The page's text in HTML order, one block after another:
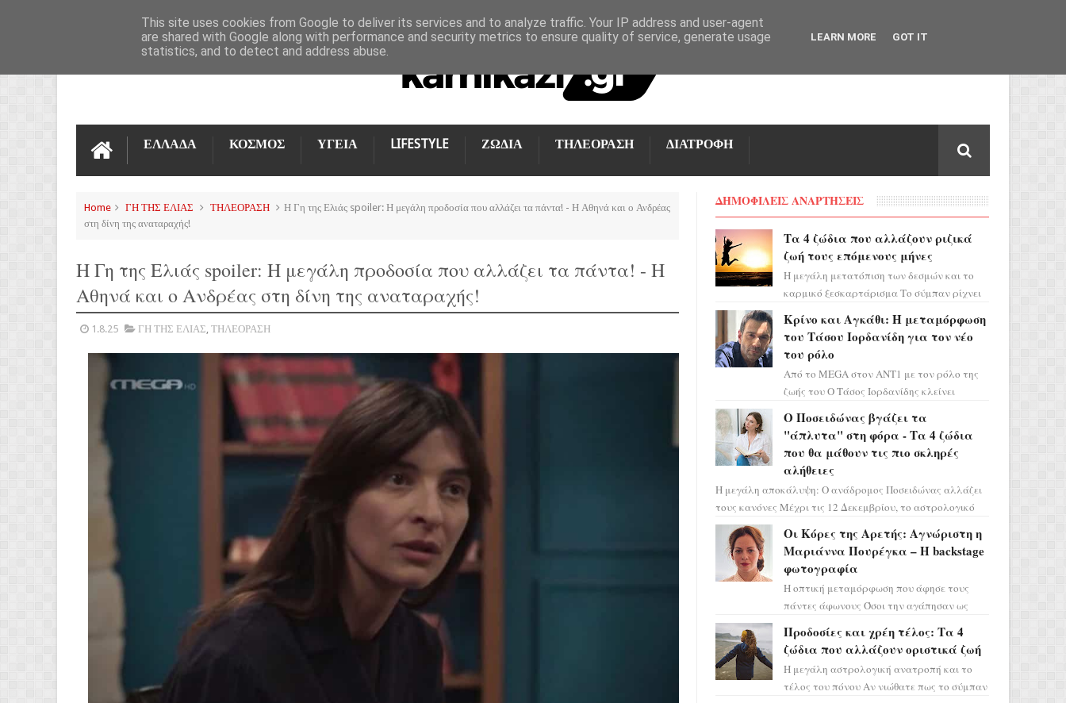
ΕΠΙΚΟΙΝΩΝΊΑ
ΕΛΛΑΔΑ ΚΟΣΜΟΣ ΥΓΕΙΑ LIFESTYLE ΖΩΔΙΑ ΤΗΛΕΟΡΑΣΗ ΔΙΑΤΡΟΦΗ
Home ΓΗ ΤΗΣ ΕΛΙΑΣ ΤΗΛΕΟΡΑΣΗ
Η Γη της Ελιάς spoiler: Η μεγάλη προδοσία που αλλάζει τα πάντα! - Η Αθηνά και ο Ανδρέας
στη δίνη της αναταραχής!
Η Γη της Ελιάς spoiler: Η μεγάλη προδοσία που αλλάζει τα πάντα! - Η
Αθηνά και ο Ανδρέας στη δίνη της αναταραχής!
1.8.25 ΓΗ ΤΗΣ ΕΛΙΑΣ, ΤΗΛΕΟΡΑΣΗ
ΔΗΜΟΦΙΛΕΙΣ ΑΝΑΡΤΗΣΕΙΣ
Τα 4 ζώδια που αλλάζουν ριζικά
ζωή τους επόμενους μήνες
Η μεγάλη μετατόπιση των δεσμών και το
καρμικό ξεσκαρτάρισμα Το σύμπαν ρίχνει
προειδοποιεί: οι σελην...
Κρίνο και Αγκάθι: Η μεταμόρφωση
του Τάσου Ιορδανίδη για τον νέο
του ρόλο
Από το MEGA στον ΑΝΤ1 με τον ρόλο της
ζωής του Ο Τάσος Ιορδανίδης κλείνει
επιτυχίας «Μια Νύχτα Μόνο» ...
Ο Ποσειδώνας βγάζει τα
"άπλυτα" στη φόρα - Τα 4 ζώδια
που θα μάθουν τις πιο σκληρές
αλήθειες
Η μεγάλη αποκάλυψη: Ο ανάδρομος Ποσειδώνας αλλάζει
τους κανόνες Μέχρι τις 12 Δεκεμβρίου, το αστρολογικό
σκηνικό θυμίζει ταινία μυστηρίου ...
Οι Κόρες της Αρετής: Αγνώριστη η
Μαριάννα Πουρέγκα – H backstage
φωτογραφία
Η οπτική μεταμόρφωση που άφησε τους
πάντες άφωνους Όσοι την αγάπησαν ως
πρέπει τώρα να προετοιμαστο...
Προδοσίες και χρέη τέλος: Τα 4
ζώδια που αλλάζουν οριστικά ζωή
Η μεγάλη αστρολογική ανατροπή και το
τέλος του πόνου Αν νιώθατε πως το σύμπαν
This site uses cookies from Google to deliver its services and to analyze traffic. Your IP address and user-agent
are shared with Google along with performance and security metrics to ensure quality of service, generate usage
statistics, and to detect and address abuse.
LEARN MORE GOT IT